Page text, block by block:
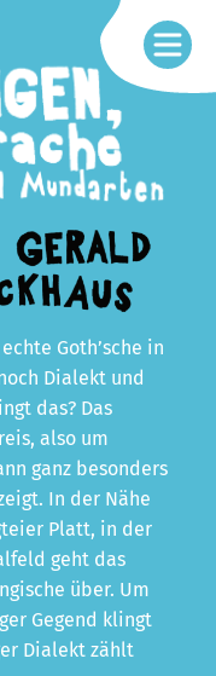
Goth’sche in
Dialekt und
das? Das
also um
ganz besonders
In der Nähe
Platt, in der
geht das
über. Um
Gegend klingt
Dialekt zählt